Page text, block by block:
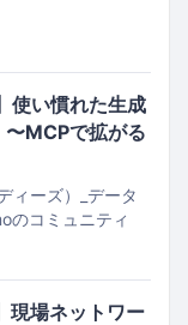
使い慣れた生成
MCPで拡がる
ィーズ）_データ
のコミュニティ
現場ネットワー